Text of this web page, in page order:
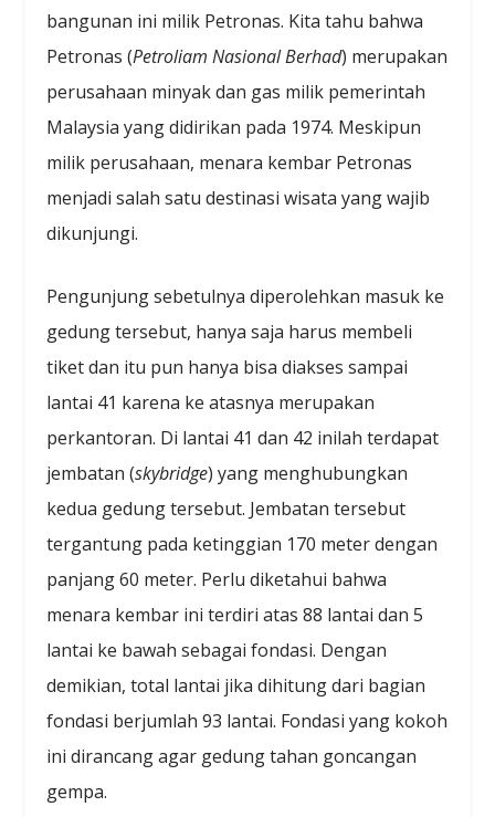
bangunan ini milik Petronas. Kita tahu bahwa
Petronas (Petroliam Nasional Berhad) merupakan
perusahaan minyak dan gas milik pemerintah
Malaysia yang didirikan pada 1974. Meskipun
milik perusahaan, menara kembar Petronas
menjadi salah satu destinasi wisata yang wajib
dikunjungi.
Pengunjung sebetulnya diperolehkan masuk ke
gedung tersebut, hanya saja harus membeli
tiket dan itu pun hanya bisa diakses sampai
lantai 41 karena ke atasnya merupakan
perkantoran. Di lantai 41 dan 42 inilah terdapat
jembatan (skybridge) yang menghubungkan
kedua gedung tersebut. Jembatan tersebut
tergantung pada ketinggian 170 meter dengan
panjang 60 meter. Perlu diketahui bahwa
menara kembar ini terdiri atas 88 lantai dan 5
lantai ke bawah sebagai fondasi. Dengan
demikian, total lantai jika dihitung dari bagian
fondasi berjumlah 93 lantai. Fondasi yang kokoh
ini dirancang agar gedung tahan goncangan
gempa.